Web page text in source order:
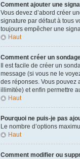
Comment ajouter une
Vous devez d’abord créer
signature par défaut à tous
toujours empêcher une
Haut
Comment créer un
Il est facile de créer un
message (si vous ne le
des réponses. Vous pouvez
illimitée) et enfin permettre
Haut
Pourquoi ne puis-je pas
Le nombre d’options
Haut
Comment modifier ou